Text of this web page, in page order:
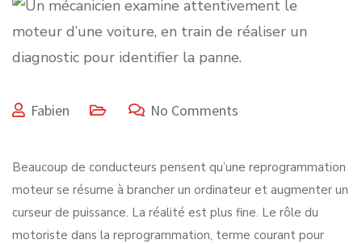
Fabien No Comments
Beaucoup de conducteurs pensent qu’une reprogrammation
moteur se résume à brancher un ordinateur et augmenter un
curseur de puissance. La réalité est plus fine. Le rôle du
motoriste dans la reprogrammation, terme courant pour